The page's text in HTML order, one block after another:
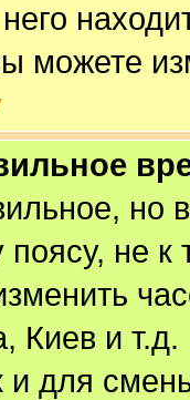
можете
но
поясу, не
Киев и
и для